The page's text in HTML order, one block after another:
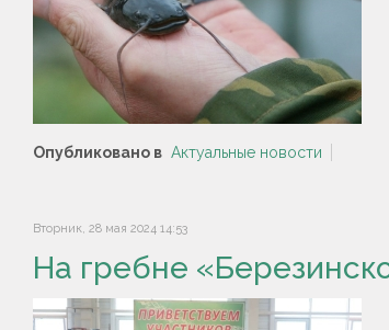
Опубликовано в Актуальные новости
Вторник, 28 мая 2024 14:53
На гребне